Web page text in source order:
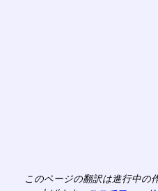
このページの翻訳は進行中の